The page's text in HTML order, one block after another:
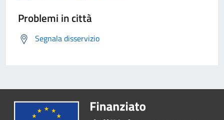
Problemi in città
Segnala disservizio